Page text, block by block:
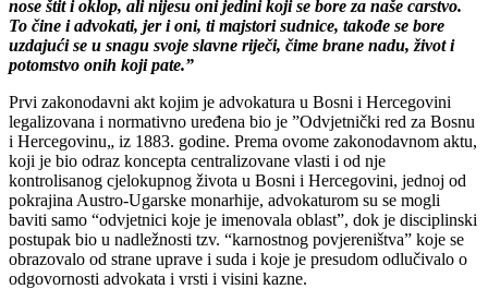
nose štit i oklop, ali nijesu oni jedini koji se bore za naše carstvo.
To čine i advokati, jer i oni, ti majstori sudnice, takođe se bore
uzdajući se u snagu svoje slavne riječi, čime brane nadu, život i
potomstvo onih koji pate.”
Prvi zakonodavni akt kojim je advokatura u Bosni i Hercegovini
legalizovana i normativno uređena bio je ”Odvjetnički red za Bosnu
i Hercegovinu„ iz 1883. godine. Prema ovome zakonodavnom aktu,
koji je bio odraz koncepta centralizovane vlasti i od nje
kontrolisanog cjelokupnog života u Bosni i Hercegovini, jednoj od
pokrajina Austro-Ugarske monarhije, advokaturom su se mogli
baviti samo “odvjetnici koje je imenovala oblast”, dok je disciplinski
postupak bio u nadležnosti tzv. “karnostnog povjereništva” koje se
obrazovalo od strane uprave i suda i koje je presudom odlučivalo o
odgovornosti advokata i vrsti i visini kazne.